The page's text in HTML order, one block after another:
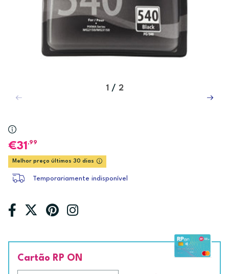
1 / 2
31 ,99
Melhor preço últimos 30 dias
Temporariamente indisponível
Cartão RP ON